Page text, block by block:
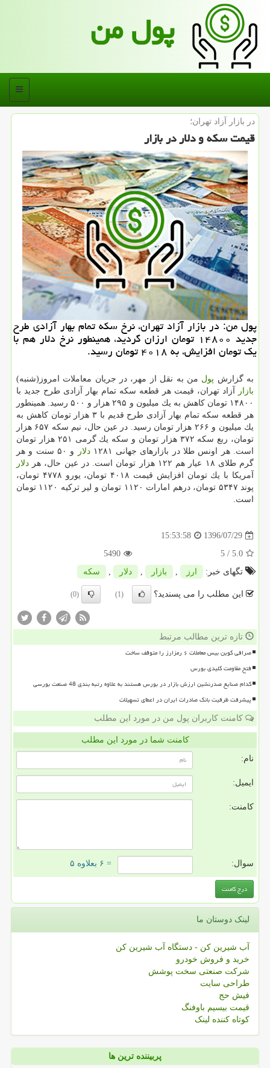
پول من
منو
در بازار آزاد تهران؛
قیمت سكه و دلار در بازار
پول من: در بازار آزاد تهران، نرخ سكه تمام بهار آزادی طرح
جدید ۱۴۸۰۰ تومان ارزان گردید، همینطور نرخ دلار هم با
یك تومان افزایش، به ۴۰۱۸ تومان رسید.
به گزارش پول من به نقل از مهر، در جریان معاملات امروز(شنبه)
بازار
آزاد تهران، قیمت هر قطعه سكه تمام بهار آزادی طرح جدید با
۱۴۸۰۰ تومان كاهش به یك میلیون و ۲۹۵ هزار و ۵۰۰ رسید. همینطور
هر قطعه سكه تمام بهار آزادی طرح قدیم با ۳ هزار تومان كاهش به
یك میلیون و ۲۶۶ هزار تومان رسید. در عین حال، نیم سكه ۶۵۷ هزار
تومان، ربع سكه ۳۷۲ هزار تومان و سكه یك گرمی ۲۵۱ هزار تومان
است. هر اونس طلا در بازارهای جهانی ۱۲۸۱
دلار
و ۵۰ سنت و هر
گرم طلای ۱۸ عیار هم ۱۲۲ هزار تومان است. در عین حال، هر
دلار
آمریكا با یك تومان افزایش قیمت ۴۰۱۸ تومان، یورو ۴۷۷۸ تومان،
پوند ۵۳۴۷ تومان، درهم امارات ۱۱۲۰ تومان و لیر تركیه ۱۱۲۰ تومان
است.
1396/07/29
15:53:58
5.0
/ 5
5490
تگهای خبر:
ارز , بازار , دلار , سكه
این مطلب را می پسندید؟ (1)
(0)
تازه ترین مطالب مرتبط
صرافی کوین بیس معاملات ۶ رمزارز را متوقف ساخت
فتح مقاومت کلیدی بورس
کدام صنایع صدرنشین ارزش بازار در بورس هستند به علاوه رتبه بندی 48 صنعت بورسی
پیشرفت ظرفیت بانک صادرات ایران در اعطای تسهیلات
کامنت کاربران پول من در مورد این مطلب
کامنت شما در مورد این مطلب
نام:
ایمیل:
کامنت:
سوال: = ۶ بعلاوه ۵
لینک دوستان ما
آب شیرین کن - دستگاه آب شیرین کن
خرید و فروش خودرو
شرکت صنعتی سخت پوشش
طراحی سایت
فیش حج
قیمت بیسیم باوفنگ
کوتاه کننده لینک
پربیننده ترین ها